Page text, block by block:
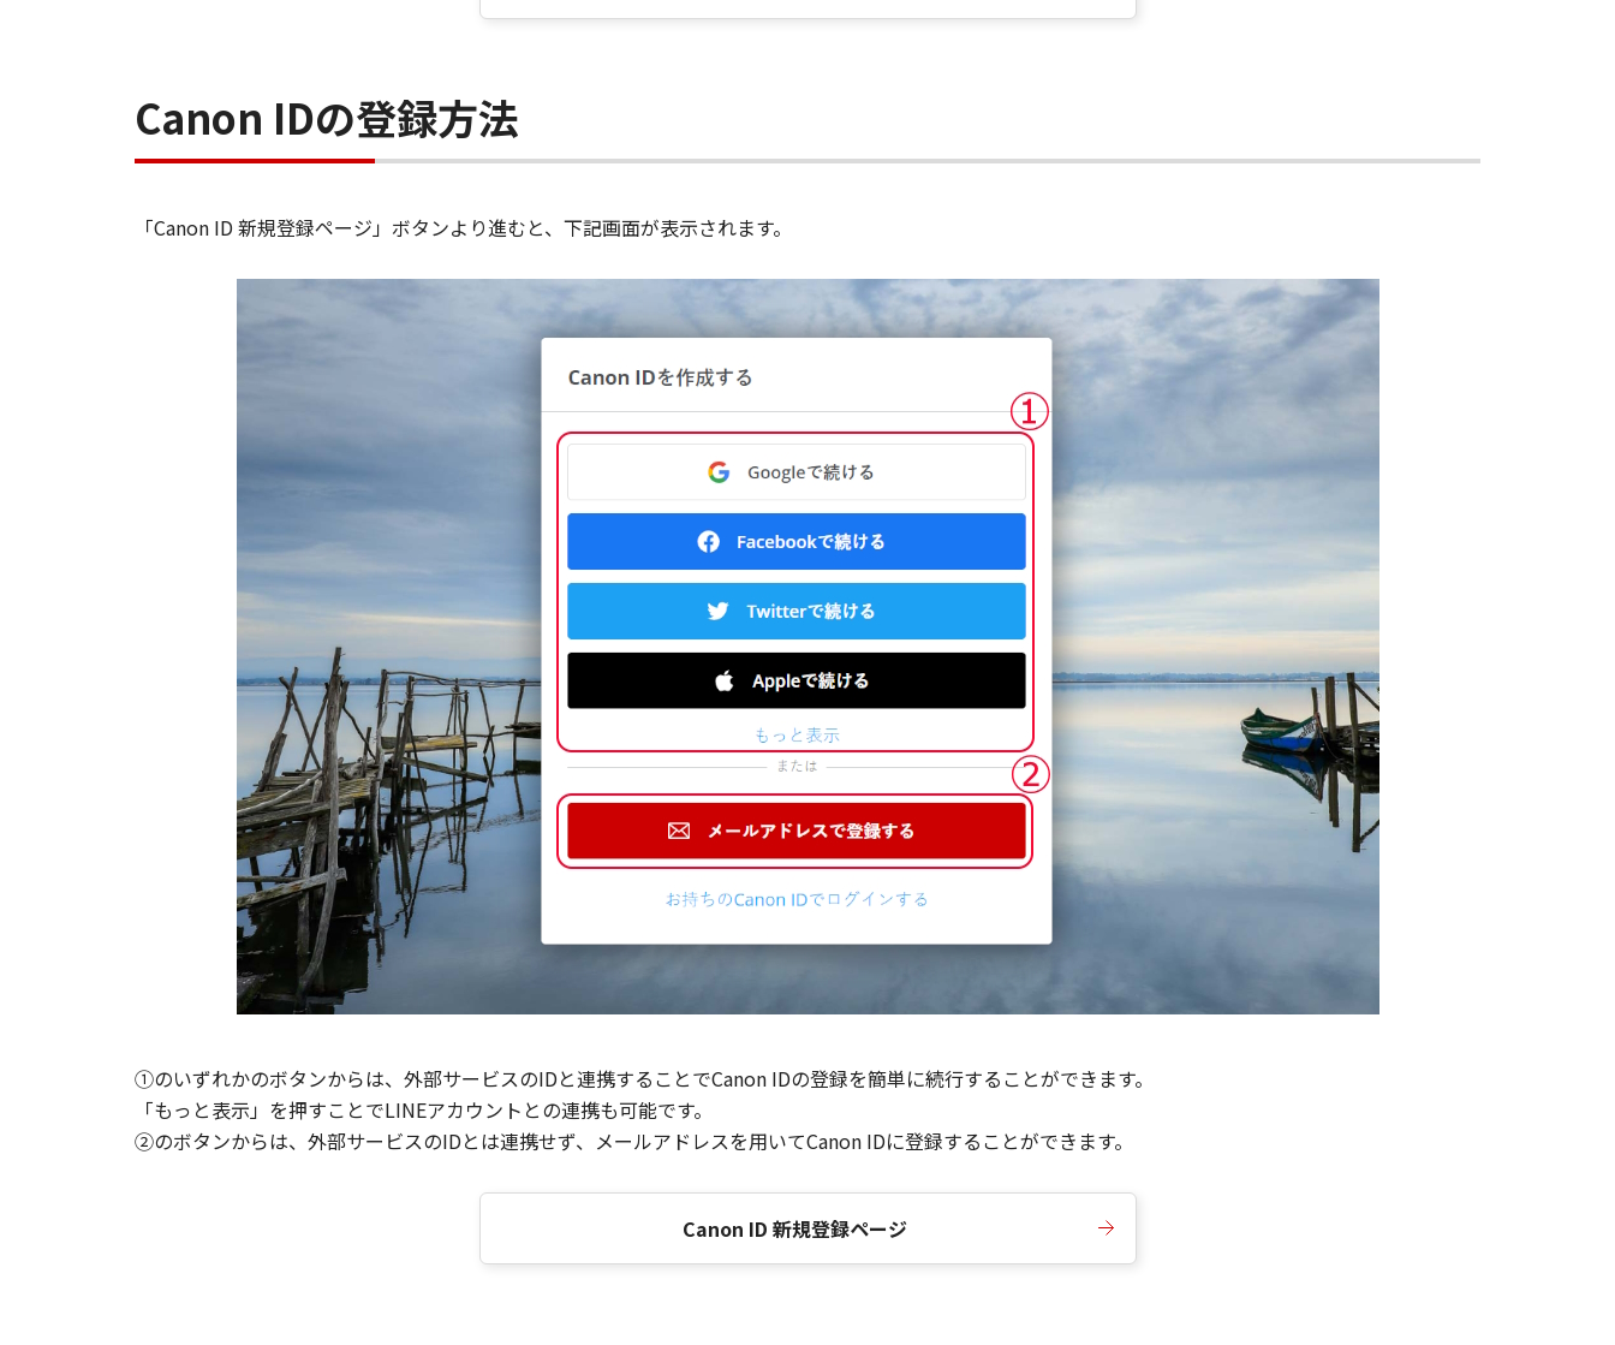
Canon IDの登録方法
「Canon ID 新規登録ページ」ボタンより進むと、下記画面が表示されます。
①のいずれかのボタンからは、外部サービスのIDと連携することでCanon IDの登録を簡単に続行することができます。
「もっと表示」を押すことでLINEアカウントとの連携も可能です。
②のボタンからは、外部サービスのIDとは連携せず、メールアドレスを用いてCanon IDに登録することができます。
Canon ID 新規登録ページ